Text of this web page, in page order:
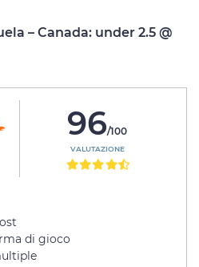
– Canada: under 2.5 @
96/100
VALUTAZIONE
di gioco